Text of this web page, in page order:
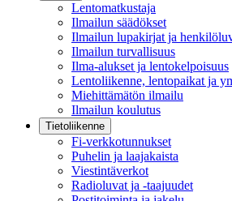
Lentomatkustaja
Ilmailun säädökset
Ilmailun lupakirjat ja
Ilmailun turvallisuus
Ilma-alukset ja lentokelpoisuus
Lentoliikenne, lentopaikat ja
Miehittämätön ilmailu
Ilmailun koulutus
Tietoliikenne
Fi-verkkotunnukset
Puhelin ja laajakaista
Viestintäverkot
Radioluvat ja -taajuudet